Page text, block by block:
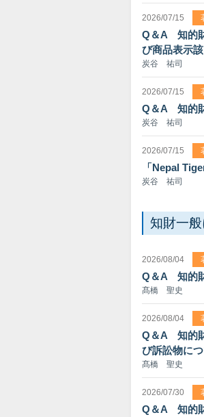
2026/07/15
Q＆A 知的
び商品表示該
炭谷 祐司
2026/07/15
Q＆A 知的
炭谷 祐司
2026/07/15
「Nepal
炭谷 祐司
知財一
2026/08/04
Q＆A 知的
髙橋 聖史
2026/08/04
Q＆A 知的
び訴訟物につ
髙橋 聖史
2026/07/30
Q＆A 知的